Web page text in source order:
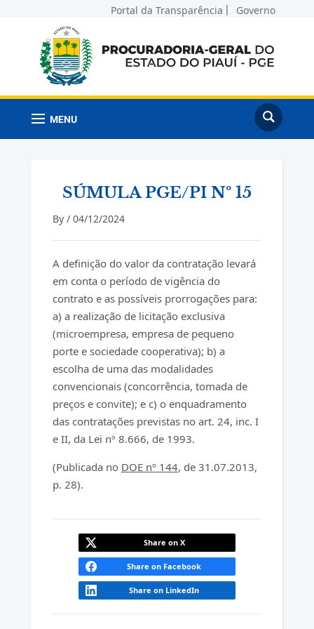
Portal da Transparência Governo
MENU
SÚMULA PGE/PI Nº 15
By / 04/12/2024
A definição do valor da contratação levará
em conta o período de vigência do
contrato e as possíveis prorrogações para:
a) a realização de licitação exclusiva
(microempresa, empresa de pequeno
porte e sociedade cooperativa); b) a
escolha de uma das modalidades
convencionais (concorrência, tomada de
preços e convite); e c) o enquadramento
das contratações previstas no art. 24, inc. I
e II, da Lei nº 8.666, de 1993.
(Publicada no DOE nº 144, de 31.07.2013,
p. 28).
Share on X
Share on Facebook
Share on LinkedIn